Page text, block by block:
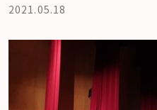
2021.05.18